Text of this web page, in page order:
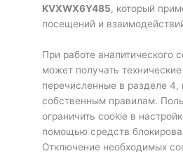
KVXWX6Y485, который
посещений и
При работе аналитического
может получать
перечисленные в разделе 4,
собственным правилам.
ограничить cookie в
помощью средств
Отключение необходимых